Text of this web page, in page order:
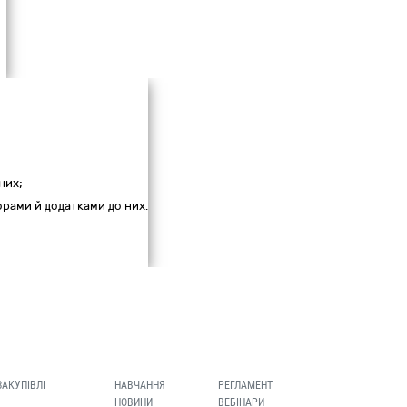
й додатками до них.
НАВЧАННЯ
НОВИНИ
РЕГЛАМЕНТ
ВЕБІНАРИ